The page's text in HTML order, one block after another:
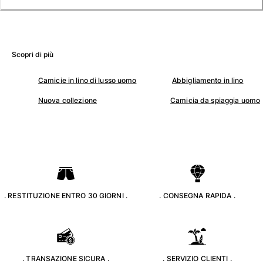
Kimonos
Neonato
Classico
Costumi da bagno Ricamati
Rashguard
Costumi da bagno magici
Scopri di più
Camicie in lino di lusso uomo Abbigliamento in lino
Nuova collezione Camicia da spiaggia uomo
. RESTITUZIONE ENTRO 30 GIORNI . . CONSEGNA RAPIDA .
. TRANSAZIONE SICURA . . SERVIZIO CLIENTI .